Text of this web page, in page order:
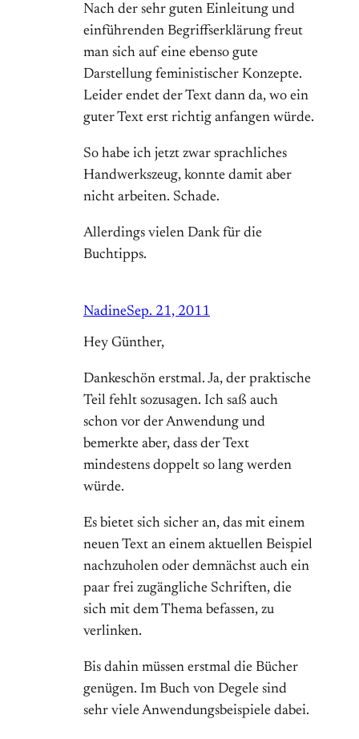
Nach der sehr guten Einleitung und
einführenden Begriffserklärung freut
man sich auf eine ebenso gute
Darstellung feministischer Konzepte.
Leider endet der Text dann da, wo ein
guter Text erst richtig anfangen würde.
So habe ich jetzt zwar sprachliches
Handwerkszeug, konnte damit aber
nicht arbeiten. Schade.
Allerdings vielen Dank für die
Buchtipps.
NadineSep. 21, 2011
Hey Günther,
Dankeschön erstmal. Ja, der praktische
Teil fehlt sozusagen. Ich saß auch
schon vor der Anwendung und
bemerkte aber, dass der Text
mindestens doppelt so lang werden
würde.
Es bietet sich sicher an, das mit einem
neuen Text an einem aktuellen Beispiel
nachzuholen oder demnächst auch ein
paar frei zugängliche Schriften, die
sich mit dem Thema befassen, zu
verlinken.
Bis dahin müssen erstmal die Bücher
genügen. Im Buch von Degele sind
sehr viele Anwendungsbeispiele dabei.